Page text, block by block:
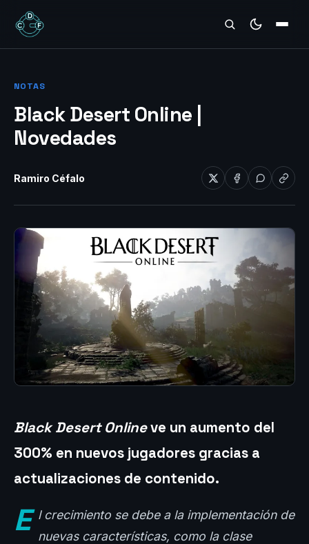
REVIEWS
NOTAS
Black Desert Online |
Novedades
Ramiro Céfalo
Black Desert Onlineve un aumento del
300% en nuevos jugadores gracias a
actualizaciones de contenido.
E l crecimiento se debe a la implementación de
nuevas características, como la clase